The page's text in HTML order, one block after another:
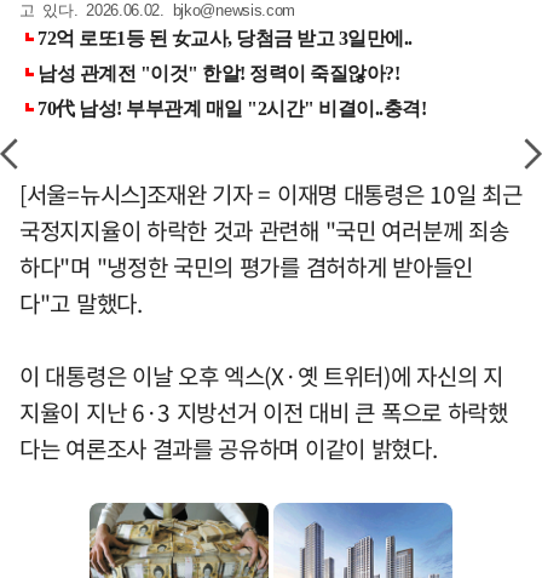
고 있다. 2026.06.02.
bjko@newsis.com
[서울=뉴시스]조재완 기자 = 이재명 대통령은 10일 최근
국정지지율이 하락한 것과 관련해 "국민 여러분께 죄송
하다"며 "냉정한 국민의 평가를 겸허하게 받아들인
다"고 말했다.
이 대통령은 이날 오후 엑스(X·옛 트위터)에 자신의 지
지율이 지난 6·3 지방선거 이전 대비 큰 폭으로 하락했
다는 여론조사 결과를 공유하며 이같이 밝혔다.